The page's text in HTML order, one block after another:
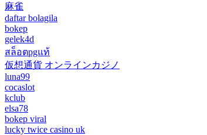
麻雀
daftar bolagila
bokep
gelek4d
สล็อตpgแท้
仮想通貨 オンラインカジノ
luna99
cocaslot
kclub
elsa78
bokep viral
lucky twice casino uk